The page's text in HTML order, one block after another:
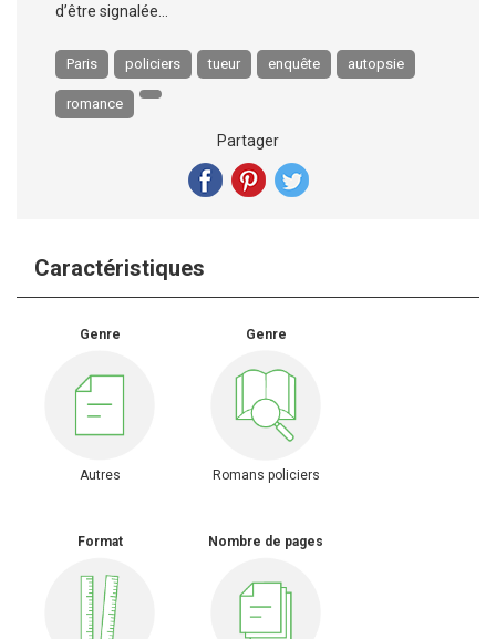
d’être signalée…
Paris policiers tueur enquête autopsie
romance
Partager
Caractéristiques
Genre
Autres
Genre
Romans policiers
Format Nombre de pages